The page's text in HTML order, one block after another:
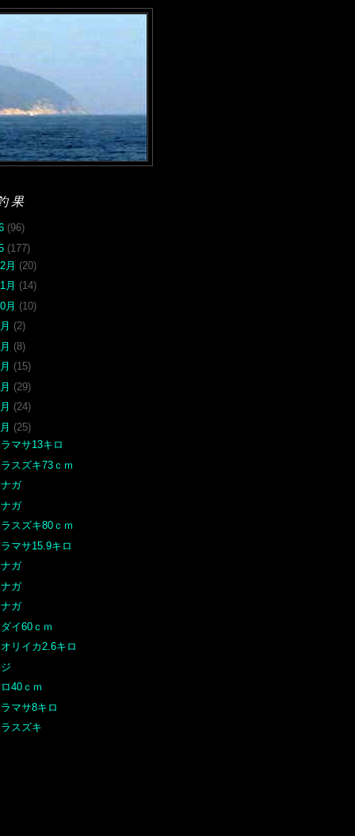
果
(96)
(177)
月 (20)
月 (14)
月 (10)
(2)
(8)
(15)
(29)
(24)
(25)
ラマサ13キロ
ラスズキ73ｃｍ
ガ
ガ
ラスズキ80ｃｍ
ラマサ15.9キロ
ガ
ガ
ガ
イ60ｃｍ
リイカ2.6キロ
40ｃｍ
ラマサ8キロ
ラスズキ